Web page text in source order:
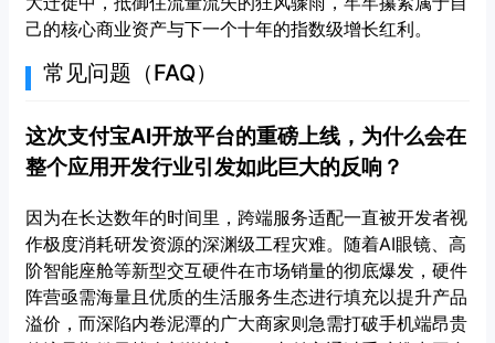
己的核心商业资产与下一个十年的指数级增长红利。
常见问题（FAQ）
这次支付宝AI开放平台的重磅上线，为什么会在
整个应用开发行业引发如此巨大的反响？
因为在长达数年的时间里，跨端服务适配一直被开发者视
作极度消耗研发资源的深渊级工程灾难。随着AI眼镜、高
阶智能座舱等新型交互硬件在市场销量的彻底爆发，硬件
阵营亟需海量且优质的生活服务生态进行填充以提升产品
溢价，而深陷内卷泥潭的广大商家则急需打破手机端昂贵